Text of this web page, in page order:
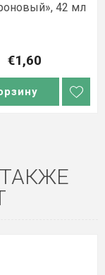
42 мл
€1,60